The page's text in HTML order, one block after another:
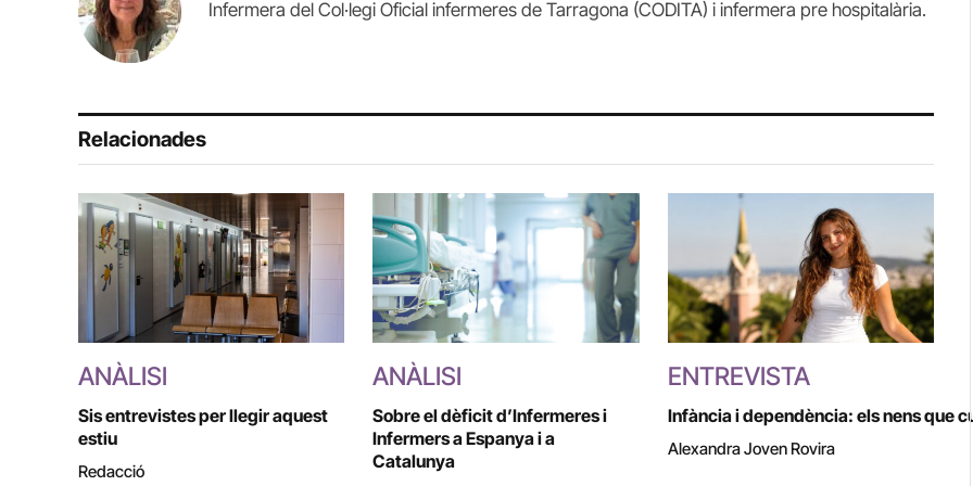
Infermera del Col·legi Oficial infermeres de Tarragona (CODITA) i infermera pre hospitalària.
Relacionades
ANÀLISI
Sis entrevistes per llegir aquest
estiu
Redacció
ANÀLISI
Sobre el dèficit d’Infermeres i
Infermers a Espanya i a
Catalunya
ENTREVISTA
Infància i dependència: els nens que
Alexandra Joven Rovira